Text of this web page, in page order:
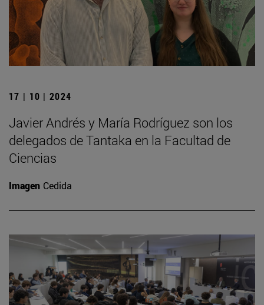
17 | 10 | 2024
Javier Andrés y María Rodríguez son los
delegados de Tantaka en la Facultad de
Ciencias
Imagen Cedida